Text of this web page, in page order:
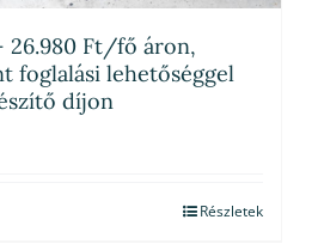
26.980 Ft/fő áron,
foglalási lehetőséggel
díjon
Részletek